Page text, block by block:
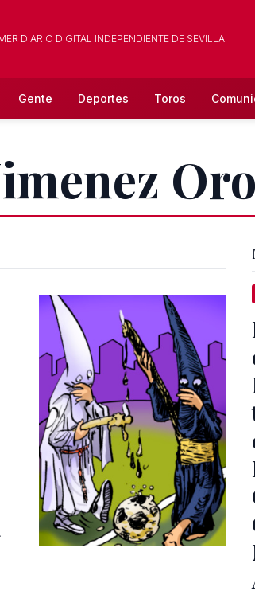
DIARIO DIGITAL INDEPENDIENTE DE SEVILLA
Gente Deportes Toros